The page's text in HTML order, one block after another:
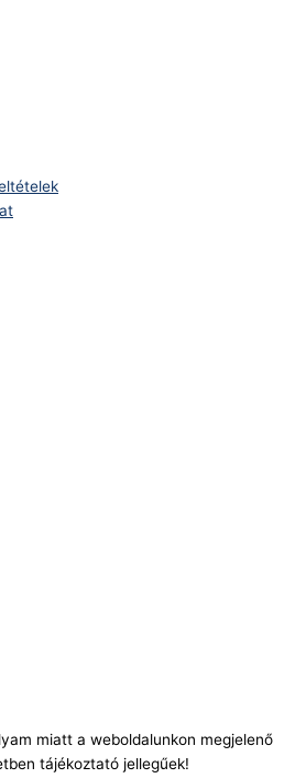
miatt a weboldalunkon megjelenő
tájékoztató jellegűek!